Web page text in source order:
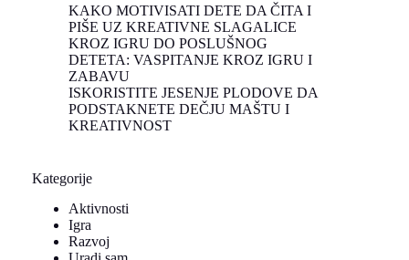
KAKO MOTIVISATI DETE DA ČITA I
PIŠE UZ KREATIVNE SLAGALICE
KROZ IGRU DO POSLUŠNOG
DETETA: VASPITANJE KROZ IGRU I
ZABAVU
ISKORISTITE JESENJE PLODOVE DA
PODSTAKNETE DEČJU MAŠTU I
KREATIVNOST
Kategorije
Aktivnosti
Igra
Razvoj